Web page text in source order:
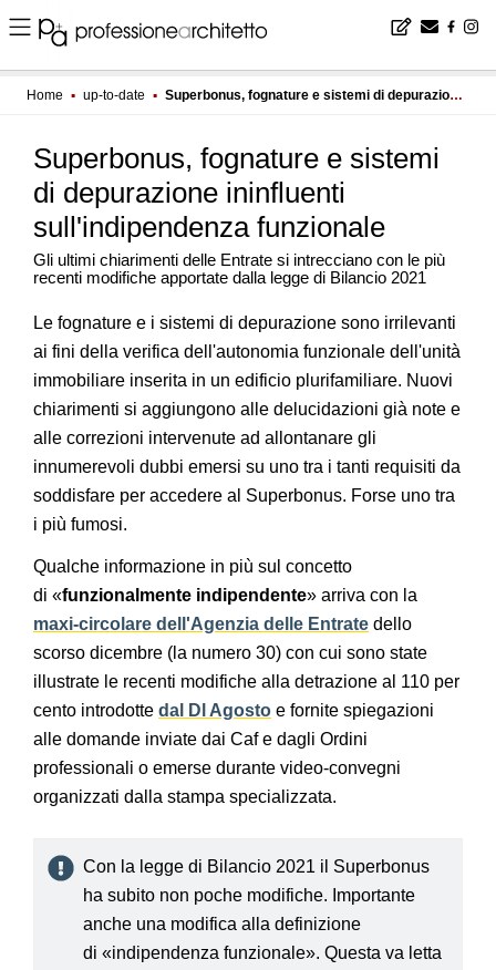
Home ▪ up-to-date ▪ Superbonus, fognature e sistemi di depurazione ininfluenti sull'indipendenza funzionale
Superbonus, fognature e sistemi
di depurazione ininfluenti
sull'indipendenza funzionale
Gli ultimi chiarimenti delle Entrate si intrecciano con le più
recenti modifiche apportate dalla legge di Bilancio 2021
Le fognature e i sistemi di depurazione sono irrilevanti
ai fini della verifica dell'autonomia funzionale dell'unità
immobiliare inserita in un edificio plurifamiliare. Nuovi
chiarimenti si aggiungono alle delucidazioni già note e
alle correzioni intervenute ad allontanare gli
innumerevoli dubbi emersi su uno tra i tanti requisiti da
soddisfare per accedere al Superbonus. Forse uno tra
i più fumosi.
Qualche informazione in più sul concetto
di «funzionalmente indipendente» arriva con la
maxi-circolare dell'Agenzia delle Entrate dello
scorso dicembre (la numero 30) con cui sono state
illustrate le recenti modifiche alla detrazione al 110 per
cento introdotte dal Dl Agosto e fornite spiegazioni
alle domande inviate dai Caf e dagli Ordini
professionali o emerse durante video-convegni
organizzati dalla stampa specializzata.
Con la legge di Bilancio 2021 il Superbonus
ha subito non poche modifiche. Importante
anche una modifica alla definizione
di «indipendenza funzionale». Questa va letta